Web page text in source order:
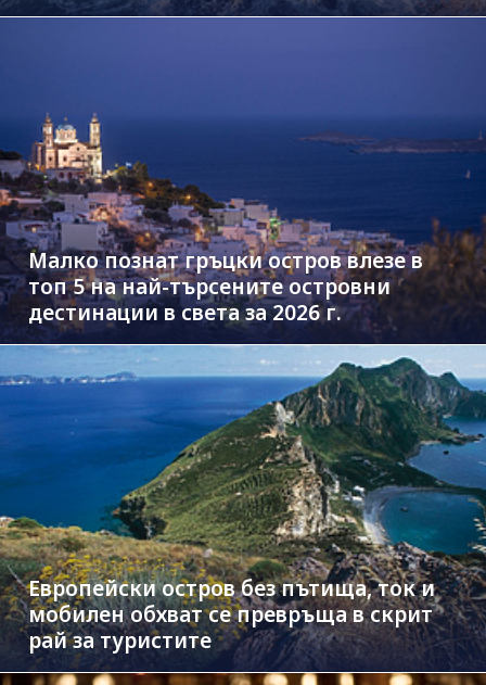
Малко познат гръцки остров влезе в
топ 5 на най-търсените островни
дестинации в света за 2026 г.
Европейски остров без пътища, ток и
мобилен обхват се превръща в скрит
рай за туристите